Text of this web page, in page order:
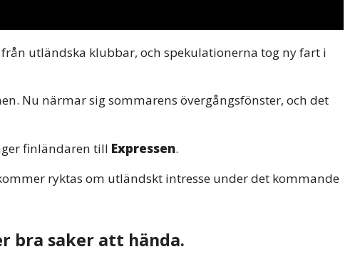
utländska klubbar, och spekulationerna tog ny fart i
Nu närmar sig sommarens övergångsfönster, och det
finländaren till Expressen.
ryktas om utländskt intresse under det kommande
bra saker att hända.